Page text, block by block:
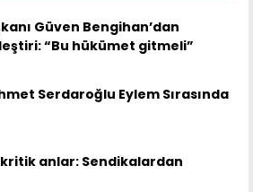
Güven Bengihan’dan
“Bu hükümet gitmeli”
Serdaroğlu Eylem Sırasında
kritik anlar: Sendikalardan